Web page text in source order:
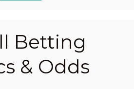
Betting
& Odds